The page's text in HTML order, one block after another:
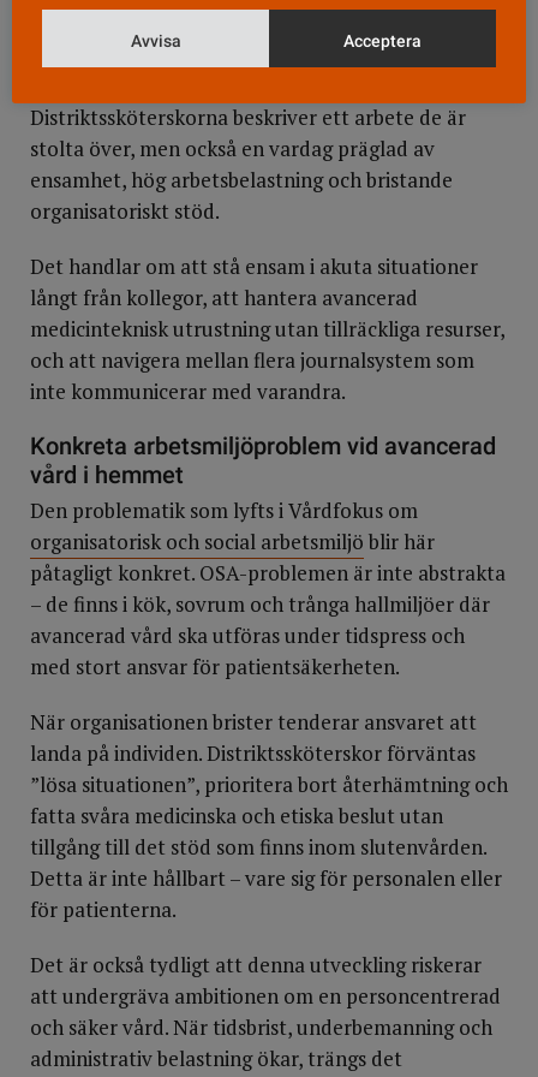
verksamma inom kommunal hemsjukvård,
Distriktssköterskorna beskriver ett arbete de är
stolta över, men också en vardag präglad av
ensamhet, hög arbetsbelastning och bristande
organisatoriskt stöd.
Det handlar om att stå ensam i akuta situationer
långt från kollegor, att hantera avancerad
medicinteknisk utrustning utan tillräckliga resurser,
och att navigera mellan flera journalsystem som
inte kommunicerar med varandra.
Konkreta arbetsmiljöproblem vid avancerad
vård i hemmet
Den problematik som lyfts i Vårdfokus om
organisatorisk och social arbetsmiljö blir här
påtagligt konkret. OSA-problemen är inte abstrakta
– de finns i kök, sovrum och trånga hallmiljöer där
avancerad vård ska utföras under tidspress och
med stort ansvar för patientsäkerheten.
När organisationen brister tenderar ansvaret att
landa på individen. Distriktssköterskor förväntas
”lösa situationen”, prioritera bort återhämtning och
fatta svåra medicinska och etiska beslut utan
tillgång till det stöd som finns inom slutenvården.
Detta är inte hållbart – vare sig för personalen eller
för patienterna.
Det är också tydligt att denna utveckling riskerar
att undergräva ambitionen om en personcentrerad
och säker vård. När tidsbrist, underbemanning och
administrativ belastning ökar, trängs det
Avvisa Acceptera